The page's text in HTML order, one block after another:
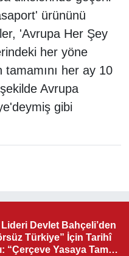
ürününü
'Avrupa Her Şey
her yöne
her ay 10
Avrupa
gibi
Lideri Devlet Bahçeli’den
Türkiye” İçin Tarihî
“Çerçeve Yasaya Tam